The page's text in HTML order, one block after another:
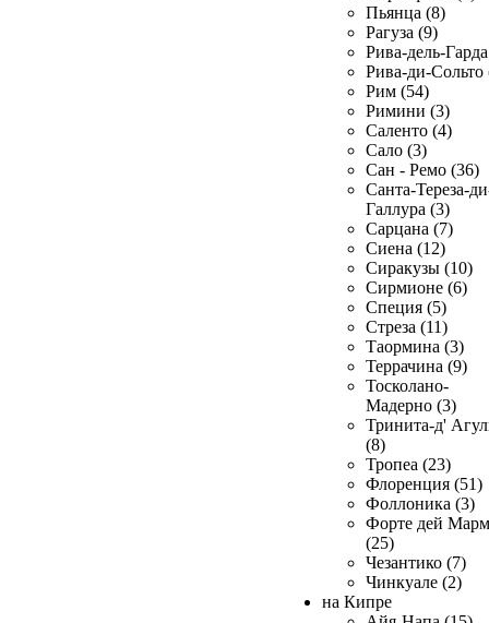
Пьянца (8)
Рагуза (9)
Рива-дель-
Рива-ди-Сольто
Рим (54)
Римини (3)
Саленто (4)
Сало (3)
Сан - Ремо (36)
Санта-Тереза-
Галлура (3)
Сарцана (7)
Сиена (12)
Сиракузы (10)
Сирмионе (6)
Специя (5)
Стреза (11)
Таормина (3)
Террачина (9)
Тосколано-
Мадерно (3)
Тринита-д'
(8)
Тропеа (23)
Флоренция (51)
Фоллоника (3)
Форте дей
(25)
Чезантико (7)
Чинкуале (2)
на Кипре